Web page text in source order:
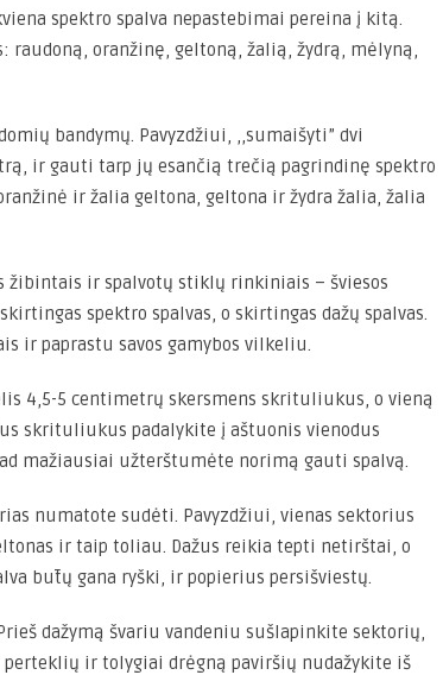
spektro spalva nepastebimai pereina į kitą.
raudoną, oranžinę, geltoną, žalią, žydrą, mėlyną,
bandymų. Pavyzdžiui, ,,sumaišyti” dvi
ir gauti tarp jų esančią trečią pagrindinę spektro
ir žalia geltona, geltona ir žydra žalia, žalia
žibintais ir spalvotų stiklų rinkiniais – šviesos
spektro spalvas, o skirtingas dažų spalvas.
ir paprastu savos gamybos vilkeliu.
4,5-5 centimetrų skersmens skrituliukus, o vieną
skrituliukus padalykite į aštuonis vienodus
mažiausiai užterštumėte norimą gauti spalvą.
numatote sudėti. Pavyzdžiui, vienas sektorius
ir taip toliau. Dažus reikia tepti netirštai, o
būtų gana ryški, ir popierius persišviestų.
dažymą švariu vandeniu sušlapinkite sektorių,
ir tolygiai drėgną paviršių nudažykite iš